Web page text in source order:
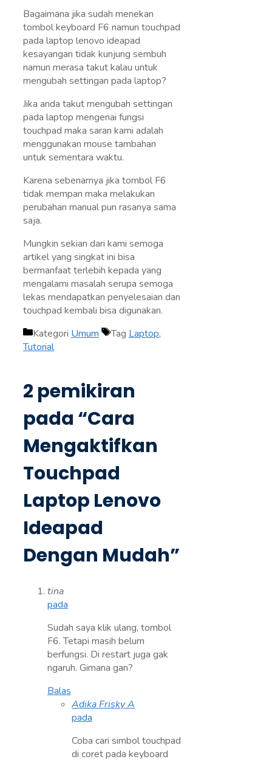
Bagaimana jika sudah menekan
tombol keyboard F6 namun touchpad
pada laptop lenovo ideapad
kesayangan tidak kunjung sembuh
namun merasa takut kalau untuk
mengubah settingan pada laptop?
Jika anda takut mengubah settingan
pada laptop mengenai fungsi
touchpad maka saran kami adalah
menggunakan mouse tambahan
untuk sementara waktu.
Karena sebenarnya jika tombol F6
tidak mempan maka melakukan
perubahan manual pun rasanya sama
saja.
Mungkin sekian dari kami semoga
artikel yang singkat ini bisa
bermanfaat terlebih kepada yang
mengalami masalah serupa semoga
lekas mendapatkan penyelesaian dan
touchpad kembali bisa digunakan.
Kategori Umum Tag Laptop,
Tutorial
2 pemikiran
pada “Cara
Mengaktifkan
Touchpad
Laptop Lenovo
Ideapad
Dengan Mudah”
tina
pada
Sudah saya klik ulang, tombol
F6. Tetapi masih belum
berfungsi. Di restart juga gak
ngaruh. Gimana gan?
Balas
Adika Frisky A
pada
Coba cari simbol touchpad
di coret pada keyboard